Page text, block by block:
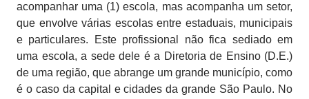
acompanhar uma (1) escola, mas acompanha um setor,
que envolve várias escolas entre estaduais, municipais
e particulares. Este profissional não fica sediado em
uma escola, a sede dele é a Diretoria de Ensino (D.E.)
de uma região, que abrange um grande município, como
é o caso da capital e cidades da grande São Paulo. No